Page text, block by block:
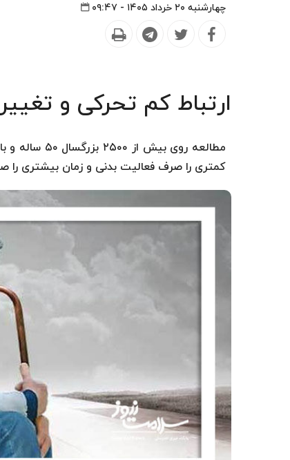
چهارشنبه ۲۰ خرداد ۱۴۰۵ - ۰۹:۴۷
ارتباط کم تحرکی و
مطالعه روی
کمتری را صرف فعالیت بدنی و زمان بیشتری را